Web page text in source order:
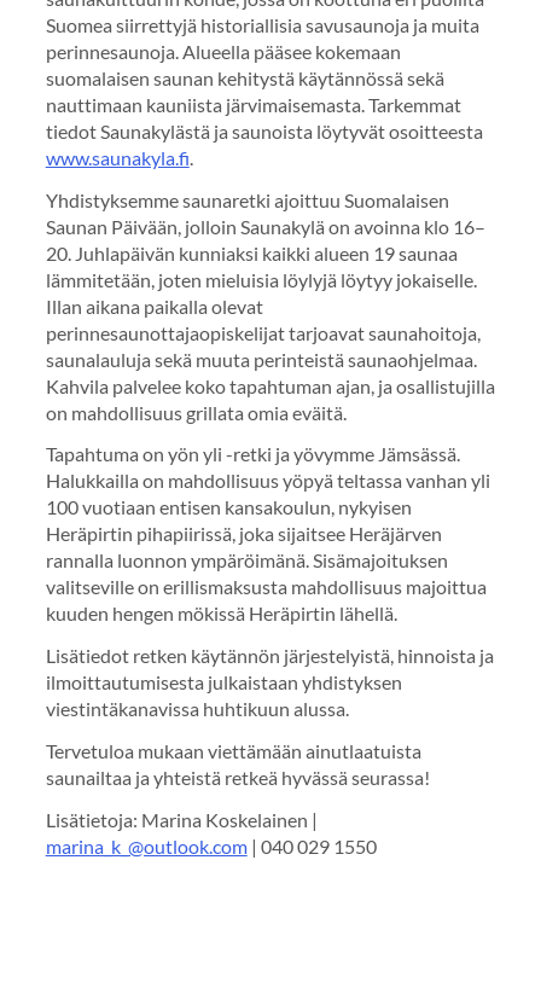
Suomea siirrettyjä historiallisia savusaunoja ja muita
perinnesaunoja. Alueella pääsee kokemaan
suomalaisen saunan kehitystä käytännössä sekä
nauttimaan kauniista järvimaisemasta. Tarkemmat
tiedot Saunakylästä ja saunoista löytyvät osoitteesta
www.saunakyla.fi
Yhdistyksemme saunaretki ajoittuu Suomalaisen
Saunan Päivään, jolloin Saunakylä on avoinna klo 16–
20. Juhlapäivän kunniaksi kaikki alueen 19 saunaa
lämmitetään, joten mieluisia löylyjä löytyy jokaiselle.
Illan aikana paikalla olevat
perinnesaunottajaopiskelijat tarjoavat saunahoitoja,
saunalauluja sekä muuta perinteistä saunaohjelmaa.
Kahvila palvelee koko tapahtuman ajan, ja osallistujilla
on mahdollisuus grillata omia eväitä.
Tapahtuma on yön yli -retki ja yövymme Jämsässä.
Halukkailla on mahdollisuus yöpyä teltassa vanhan yli
100 vuotiaan entisen kansakoulun, nykyisen
Heräpirtin pihapiirissä, joka sijaitsee Heräjärven
rannalla luonnon ympäröimänä. Sisämajoituksen
valitseville on erillismaksusta mahdollisuus majoittua
kuuden hengen mökissä Heräpirtin lähellä.
Lisätiedot retken käytännön järjestelyistä, hinnoista ja
ilmoittautumisesta julkaistaan yhdistyksen
viestintäkanavissa huhtikuun alussa.
Tervetuloa mukaan viettämään ainutlaatuista
saunailtaa ja yhteistä retkeä hyvässä seurassa!
Lisätietoja: Marina Koskelainen |
marina_k_@outlook.com| 040 029 1550